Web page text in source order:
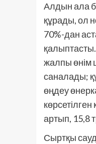
Алдын ала
құрады, ол
70%-дан
жалпы өнім
саналады;
өңдеу
артып, 15,8
Сыртқы